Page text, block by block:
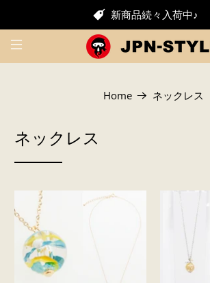
新商品続々入荷中♪
Home ネックレス
ネックレス